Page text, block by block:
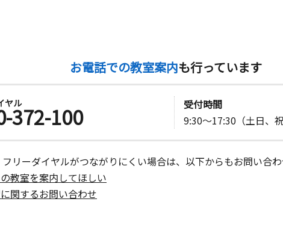
お電話での教室案内も行っています
ヤル372-100
受付時間
9:30～17:30（土日、祝
リーダイヤルがつながりにくい場合は、以下からもお問い合わ
教室を案内してほしい
関するお問い合わせ